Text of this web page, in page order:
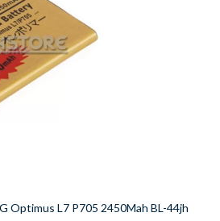
Optimus L7 P705 2450Mah BL-44jh